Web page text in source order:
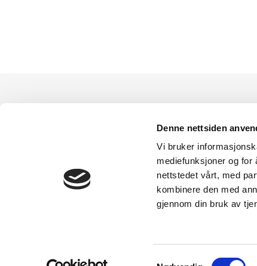
Denne nettsiden
Vi bruker
mediefunksjoner og for
nettstedet vårt, med
kombinere den med
gjennom din bruk av